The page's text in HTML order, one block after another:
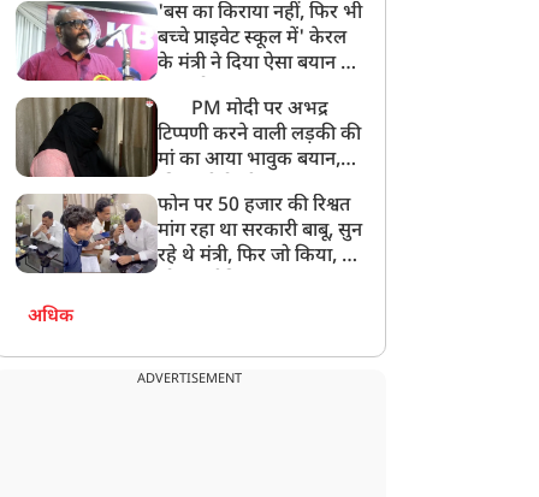
अनमोल कुछ नहीं
'बस का किराया नहीं, फिर भी
बच्चे प्राइवेट स्कूल में' केरल
के मंत्री ने दिया ऐसा बयान की
PM मोदी पर अभद्र
टिप्पणी करने वाली लड़की की
मां का आया भावुक बयान,
बेटी को गोद लें प्रधानमंत्री
फोन पर 50 हजार की रिश्वत
मांग रहा था सरकारी बाबू, सुन
रहे थे मंत्री, फिर जो किया, वो
अधिक
ADVERTISEMENT